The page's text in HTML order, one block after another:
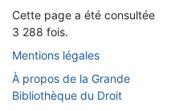
Cette page a été consultée
3 288 fois.
Mentions légales
À propos de la Grande
Bibliothèque du Droit